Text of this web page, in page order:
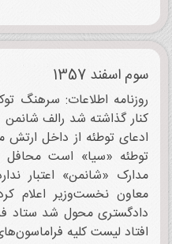
سوم اسفند 1357
روزنامه اطلاعات: سرهنگ
کنار گذاشته شد رالف
ادعای توطئه از داخل
توطئه «سیا» است محافل
مدارک «شانمن» اعتبار
معاون نخست‌وزیر اعلام
دادگستری محول شد ستاد
افتاد لیست کلیه